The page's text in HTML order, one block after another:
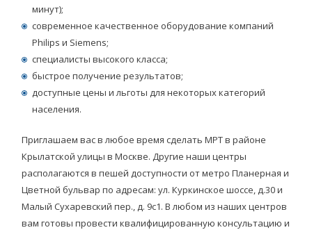
минут);
современное качественное оборудование компаний
Philips и Siemens;
специалисты высокого класса;
быстрое получение результатов;
доступные цены и льготы для некоторых категорий
населения.
Приглашаем вас в любое время сделать МРТ в районе
Крылатской улицы в Москве. Другие наши центры
располагаются в пешей доступности от метро Планерная и
Цветной бульвар по адресам: ул. Куркинское шоссе, д.30 и
Малый Сухаревский пер., д. 9с1. В любом из наших центров
вам готовы провести квалифицированную консультацию и